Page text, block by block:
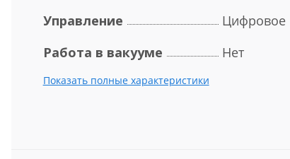
Управление
Цифровое
Работа в вакууме
Нет
Показать полные характеристики